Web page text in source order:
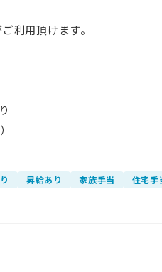
利用頂けます。
昇給あり 家族手当 住宅手